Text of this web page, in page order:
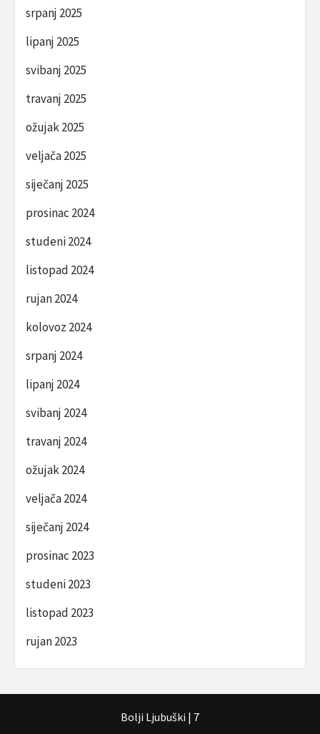
srpanj 2025
lipanj 2025
svibanj 2025
travanj 2025
ožujak 2025
veljača 2025
siječanj 2025
prosinac 2024
studeni 2024
listopad 2024
rujan 2024
kolovoz 2024
srpanj 2024
lipanj 2024
svibanj 2024
travanj 2024
ožujak 2024
veljača 2024
siječanj 2024
prosinac 2023
studeni 2023
listopad 2023
rujan 2023
Bolji Ljubuški | 7